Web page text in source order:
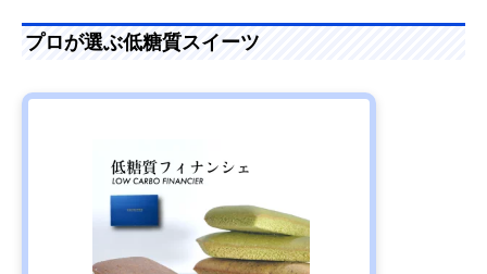
プロが選ぶ低糖質スイーツ